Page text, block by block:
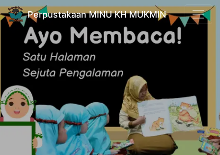
Perpustakaan MINU KH MUKMIN